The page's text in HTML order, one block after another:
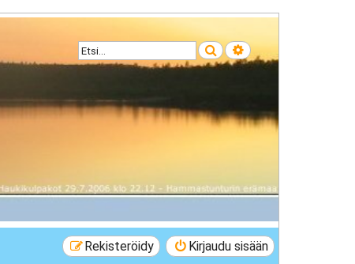
Etsi Tarkennettu haku
Kirjaudu sisään
Rekisteröidy